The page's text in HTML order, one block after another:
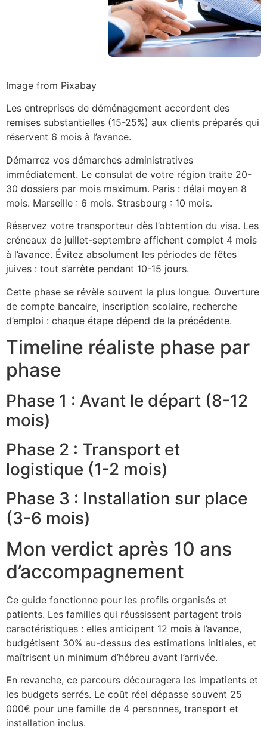
Image from Pixabay
Les entreprises de déménagement accordent des
remises substantielles (15-25%) aux clients préparés qui
réservent 6 mois à l’avance.
Démarrez vos démarches administratives
immédiatement. Le consulat de votre région traite 20-
30 dossiers par mois maximum. Paris : délai moyen 8
mois. Marseille : 6 mois. Strasbourg : 10 mois.
Réservez votre transporteur dès l’obtention du visa. Les
créneaux de juillet-septembre affichent complet 4 mois
à l’avance. Évitez absolument les périodes de fêtes
juives : tout s’arrête pendant 10-15 jours.
Cette phase se révèle souvent la plus longue. Ouverture
de compte bancaire, inscription scolaire, recherche
d’emploi : chaque étape dépend de la précédente.
Timeline réaliste phase par
phase
Phase 1 : Avant le départ (8-12
mois)
Phase 2 : Transport et
logistique (1-2 mois)
Phase 3 : Installation sur place
(3-6 mois)
Mon verdict après 10 ans
d’accompagnement
Ce guide fonctionne pour les profils organisés et
patients. Les familles qui réussissent partagent trois
caractéristiques : elles anticipent 12 mois à l’avance,
budgétisent 30% au-dessus des estimations initiales, et
maîtrisent un minimum d’hébreu avant l’arrivée.
En revanche, ce parcours découragera les impatients et
les budgets serrés. Le coût réel dépasse souvent 25
000€ pour une famille de 4 personnes, transport et
installation inclus.